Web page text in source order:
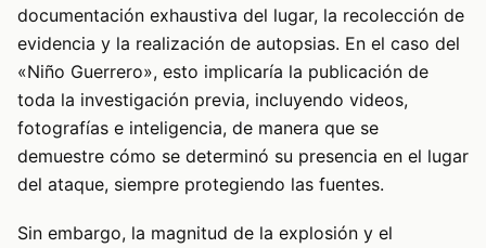
documentación exhaustiva del lugar, la recolección de
evidencia y la realización de autopsias. En el caso del
«Niño Guerrero», esto implicaría la publicación de
toda la investigación previa, incluyendo videos,
fotografías e inteligencia, de manera que se
demuestre cómo se determinó su presencia en el lugar
del ataque, siempre protegiendo las fuentes.
Sin embargo, la magnitud de la explosión y el